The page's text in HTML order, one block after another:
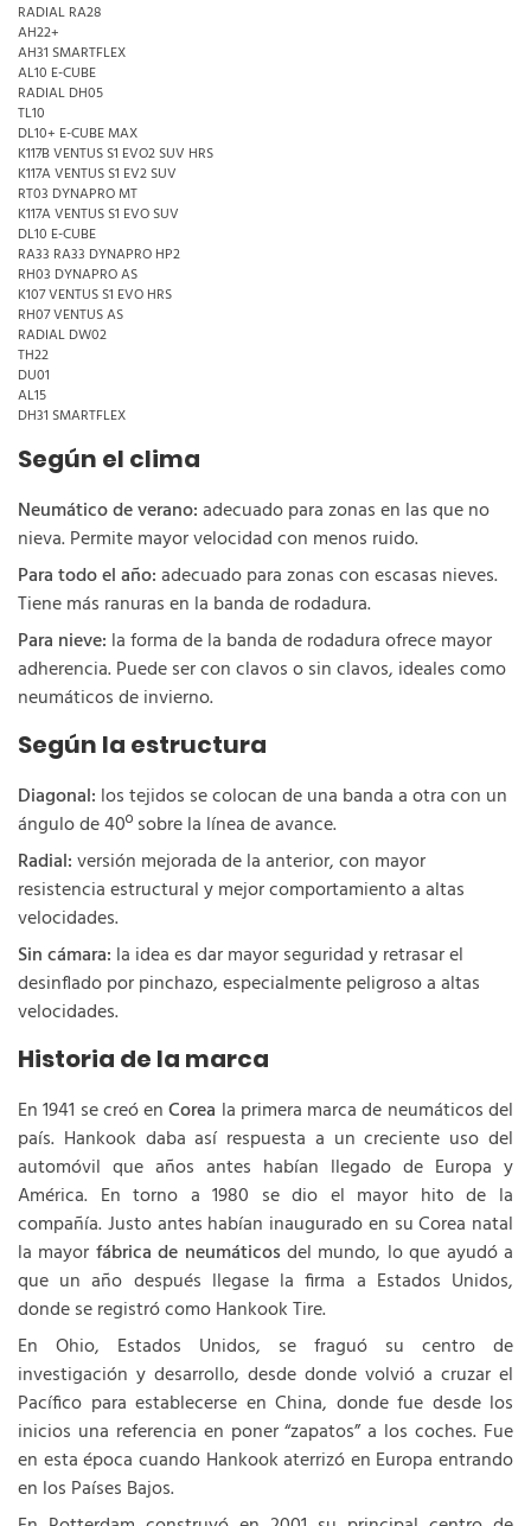
RADIAL RA28
AH22+
AH31 SMARTFLEX
AL10 E-CUBE
RADIAL DH05
TL10
DL10+ E-CUBE MAX
K117B VENTUS S1 EVO2 SUV HRS
K117A VENTUS S1 EV2 SUV
RT03 DYNAPRO MT
K117A VENTUS S1 EVO SUV
DL10 E-CUBE
RA33 RA33 DYNAPRO HP2
RH03 DYNAPRO AS
K107 VENTUS S1 EVO HRS
RH07 VENTUS AS
RADIAL DW02
TH22
DU01
AL15
DH31 SMARTFLEX
Según el clima
Neumático de verano:adecuado para zonas en las que no
nieva. Permite mayor velocidad con menos ruido.
Para todo el año:adecuado para zonas con escasas nieves.
Tiene más ranuras en la banda de rodadura.
Para nieve: la forma de la banda de rodadura ofrece mayor
adherencia. Puede ser con clavos o sin clavos, ideales como
neumáticos de invierno.
Según la estructura
Diagonal: los tejidos se colocan de una banda a otra con un
ángulo de 40º sobre la línea de avance.
Radial:versión mejorada de la anterior, con mayor
resistencia estructural y mejor comportamiento a altas
velocidades.
Sin cámara: la idea es dar mayor seguridad y retrasar el
desinflado por pinchazo, especialmente peligroso a altas
velocidades.
Historia de la marca
En 1941 se creó enCorea la primera marca de neumáticos del
país. Hankook daba así respuesta a un creciente uso del
automóvil que años antes habían llegado de Europa y
América. En torno a 1980 se dio el mayor hito de la
compañía. Justo antes habían inaugurado en su Corea natal
la mayor fábrica de neumáticos del mundo, lo que ayudó a
que un año después llegase la firma a Estados Unidos,
donde se registró como Hankook Tire.
En Ohio, Estados Unidos, se fraguó su centro de
investigación y desarrollo, desde donde volvió a cruzar el
Pacífico para establecerse en China, donde fue desde los
inicios una referencia en poner “zapatos” a los coches. Fue
en esta época cuando Hankook aterrizó en Europa entrando
en los Países Bajos.